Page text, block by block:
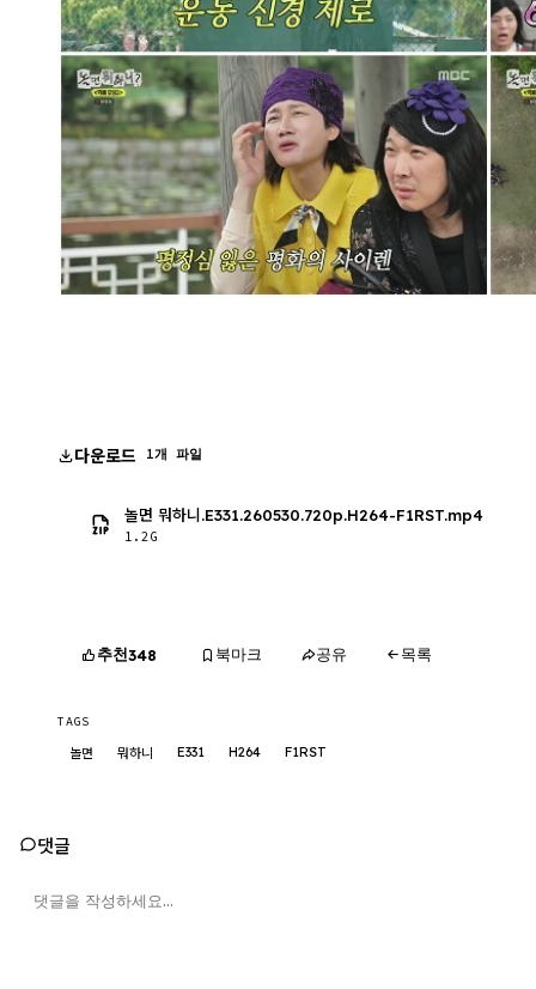
다운로드 1개 파일
놀면 뭐하니.E331.260530.720p.H264-F1RST.mp4
1.2G
추천348 북마크 공유 목록
TAGS
놀면 뭐하니 E331 H264 F1RST
댓글